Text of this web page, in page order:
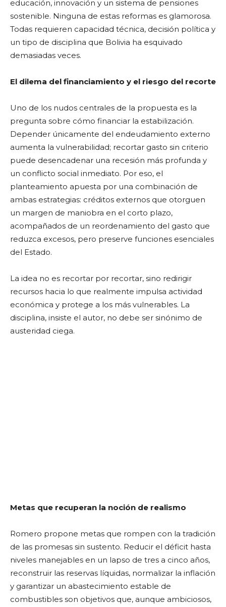
educación, innovación y un sistema de pensiones
sostenible. Ninguna de estas reformas es glamorosa.
Todas requieren capacidad técnica, decisión política y
un tipo de disciplina que Bolivia ha esquivado
demasiadas veces.
El dilema del financiamiento y el riesgo del recorte
Uno de los nudos centrales de la propuesta es la
pregunta sobre cómo financiar la estabilización.
Depender únicamente del endeudamiento externo
aumenta la vulnerabilidad; recortar gasto sin criterio
puede desencadenar una recesión más profunda y
un conflicto social inmediato. Por eso, el
planteamiento apuesta por una combinación de
ambas estrategias: créditos externos que otorguen
un margen de maniobra en el corto plazo,
acompañados de un reordenamiento del gasto que
reduzca excesos, pero preserve funciones esenciales
del Estado.
La idea no es recortar por recortar, sino redirigir
recursos hacia lo que realmente impulsa actividad
económica y protege a los más vulnerables. La
disciplina, insiste el autor, no debe ser sinónimo de
austeridad ciega.
Metas que recuperan la noción de realismo
Romero propone metas que rompen con la tradición
de las promesas sin sustento. Reducir el déficit hasta
niveles manejables en un lapso de tres a cinco años,
reconstruir las reservas líquidas, normalizar la inflación
y garantizar un abastecimiento estable de
combustibles son objetivos que, aunque ambiciosos,